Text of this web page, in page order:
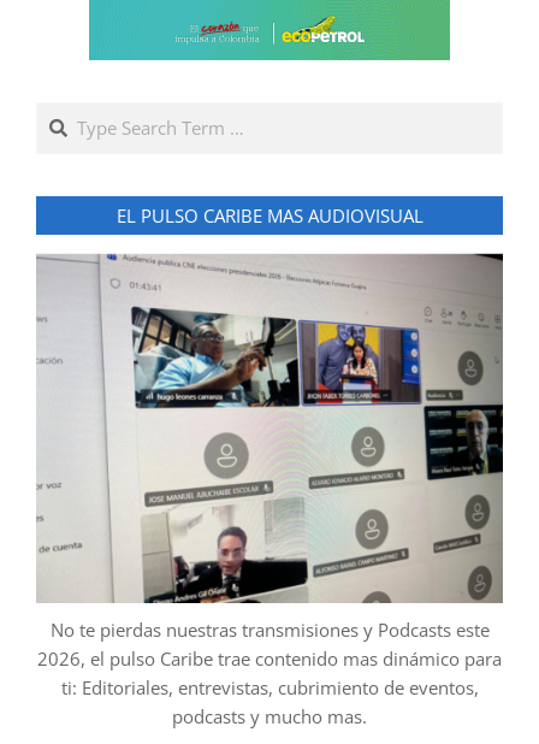
Search
EL PULSO CARIBE MAS AUDIOVISUAL
No te pierdas nuestras transmisiones y Podcasts este
2026, el pulso Caribe trae contenido mas dinámico para
ti: Editoriales, entrevistas, cubrimiento de eventos,
podcasts y mucho mas.